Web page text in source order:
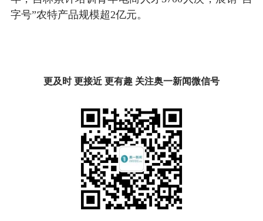
字号”农特产品规模超2亿元。
更及时 更接近 更有趣 关注奥一新闻微信号